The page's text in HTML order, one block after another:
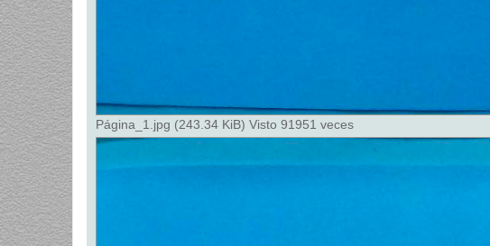
Página_1.jpg (243.34 KiB) Visto 91951 veces